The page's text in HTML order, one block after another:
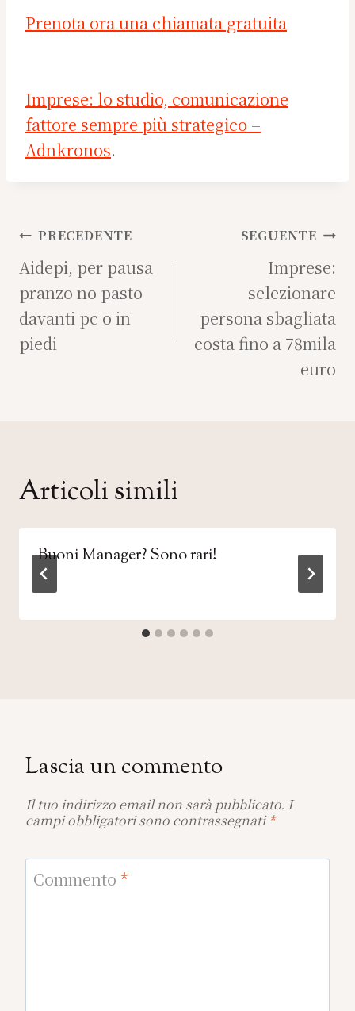
Prenota ora una chiamata gratuita
Imprese: lo studio, comunicazione
fattore sempre più strategico –
Adnkronos.
Navigazione
articoli
PRECEDENTE
Aidepi, per pausa
pranzo no pasto
davanti pc o in
piedi
SEGUENTE
Imprese:
selezionare
persona sbagliata
costa fino a 78mila
euro
Articoli simili
Buoni Manager? Sono rari!
Lascia un commento
Il tuo indirizzo email non sarà pubblicato. I
campi obbligatori sono contrassegnati *
Commento *